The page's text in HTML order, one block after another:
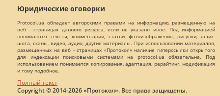
Юридические оговорки
Protocol.ua обладает авторскими правами на информацию, размещенную на
веб - страницах данного ресурса, если не указано иное. Под информацией
понимаются тексты, комментарии, статьи, фотоизображения, рисунки, ящик-
шота, сканы, видео, аудио, другие материалы. При использовании материалов,
размещенных на веб - страницах «Протокол» наличие гиперссылки открытого
для индексации поисковыми системами на protocol.ua обязательна. Под
использованием понимается копирования, адаптация, рерайтинг, модификация
и тому подобное.
Полный текст
Copyright © 2014-2026 «Протокол». Все права защищены.